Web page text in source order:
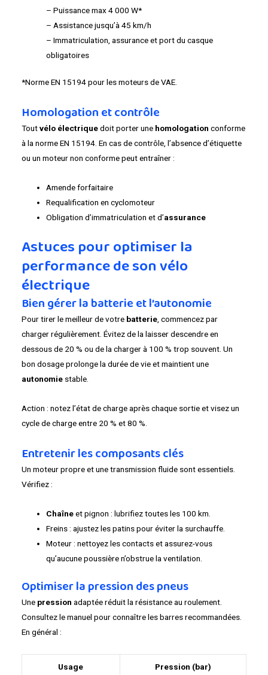
– Puissance max 4 000 W*
– Assistance jusqu’à 45 km/h
– Immatriculation, assurance et port du casque
obligatoires
*Norme EN 15194 pour les moteurs de VAE.
Homologation et contrôle
Toutvélo électriquedoit porter une homologation conforme
à la norme EN 15194. En cas de contrôle, l’absence d’étiquette
ou un moteur non conforme peut entraîner :
Amende forfaitaire
Requalification en cyclomoteur
Obligation d’immatriculation et d’assurance
Astuces pour optimiser la
performance de son vélo
électrique
Bien gérer la batterie et l’autonomie
Pour tirer le meilleur de votre batterie, commencez par
charger régulièrement. Évitez de la laisser descendre en
dessous de 20 % ou de la charger à 100 % trop souvent. Un
bon dosage prolonge la durée de vie et maintient une
autonomiestable.
Action : notez l’état de charge après chaque sortie et visez un
cycle de charge entre 20 % et 80 %.
Entretenir les composants clés
Un moteur propre et une transmission fluide sont essentiels.
Vérifiez :
Chaîneet pignon : lubrifiez toutes les 100 km.
Freins : ajustez les patins pour éviter la surchauffe.
Moteur : nettoyez les contacts et assurez-vous
qu’aucune poussière n’obstrue la ventilation.
Optimiser la pression des pneus
Une pression adaptée réduit la résistance au roulement.
Consultez le manuel pour connaître les barres recommandées.
En général :
Usage Pression (bar)